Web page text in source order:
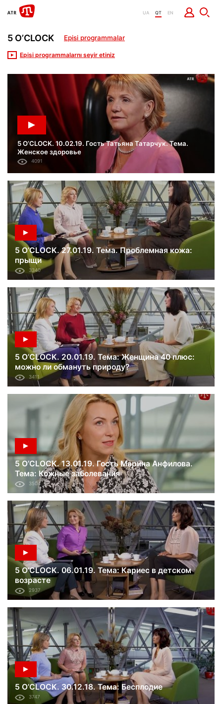
UA QT EN
5 O’CLOCK Episi programmalar
5 O’CLOCK. 10.02.19. Гость Татьяна Татарчук. Тема.
Женское здоровье
4091
5 O’CLOCK. 27.01.19. Тема. Проблемная кожа:
прыщи
3340
5 O’CLOCK. 20.01.19. Тема: Женщина 40 плюс:
можно ли обмануть природу?
3411
5 O’CLOCK. 13.01.19. Гость Марина Анфилова.
Тема: Кожные заболевания
3504
5 O’CLOCK. 06.01.19. Тема: Кариес в детском
возрасте
2937
5 O’CLOCK. 30.12.18. Тема: Бесплодие
3747
Episi programmalarnı seyir etiniz